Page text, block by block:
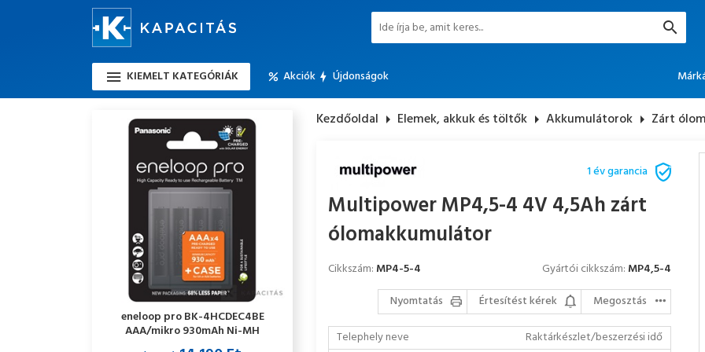
KIEMELT KATEGÓRIÁK Akciók Újdonságok
eneloop pro BK-4HCDEC4BE
AAA/mikro 930mAh Ni-MH
akkumulátor 4db/csomag +
Kezdőoldal arrow_right Elemek, akkuk és töltők arrow_right Akkumulátorok arrow_right Zárt
1 év garancia
Multipower MP4,5-4 4V 4,5Ah zárt
ólomakkumulátor
Cikkszám: MP4-5-4 Gyártói cikkszám: MP4,5-4
Nyomtatás
Értesítést kérek
Megosztás
Telephely neve
Raktárkészlet/beszerzési idő